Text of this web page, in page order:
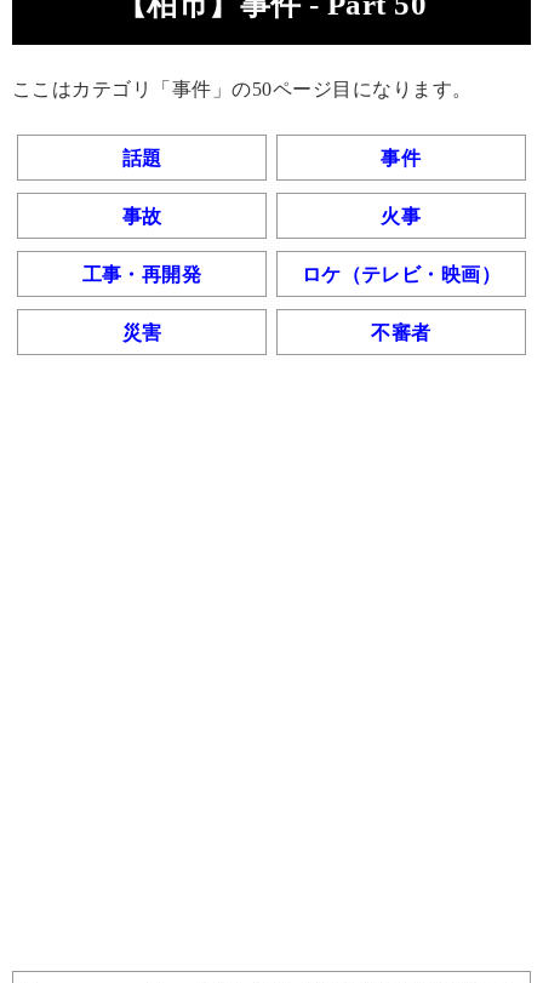
ここはカテゴリ「事件」の50ページ目になります。
話題 事件
事故 火事
工事・再開発 ロケ（テレビ・映画）
災害 不審者